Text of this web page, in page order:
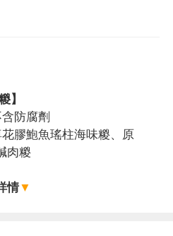
】
防腐劑
膠鮑魚瑤柱海味糉、原
肉糉
情▼